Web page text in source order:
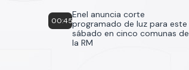
00:45
Enel anuncia corte
programado de luz para este
sábado en cinco comunas de
la RM